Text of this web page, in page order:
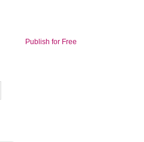
Publish for Free